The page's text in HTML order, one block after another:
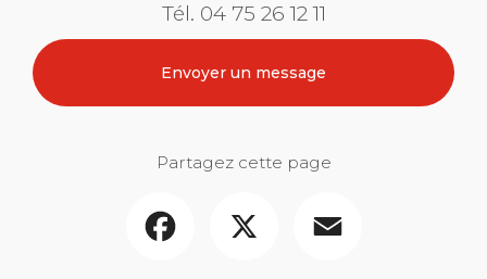
Tél. 04 75 26 12 11
Envoyer un message
Partagez cette page